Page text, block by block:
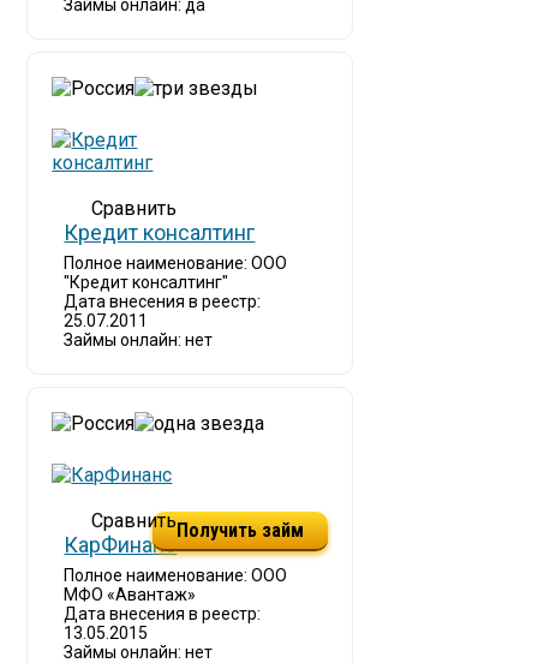
Займы онлайн: да
Кредит консалтинг
Полное наименование: ООО
"Кредит консалтинг"
Дата внесения в реестр:
25.07.2011
Займы онлайн: нет
КарФинанс
Полное наименование: ООО
МФО «Авантаж»
Дата внесения в реестр:
13.05.2015
Займы онлайн: нет
Получить займ